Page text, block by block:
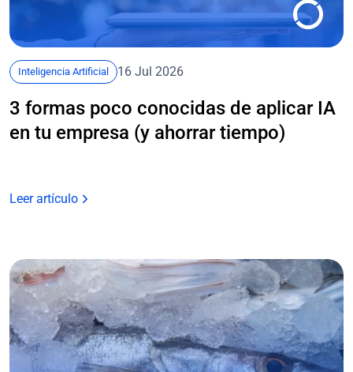
Inteligencia Artificial 16 Jul 2026
3 formas poco conocidas de aplicar IA
en tu empresa (y ahorrar tiempo)
Leer artículo